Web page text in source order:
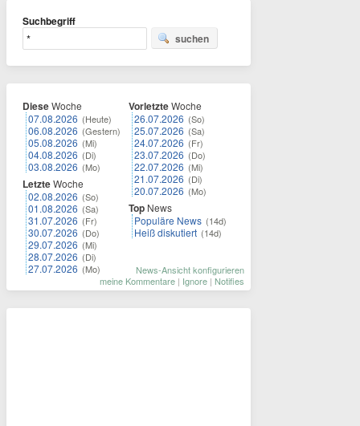
Suchbegriff
suchen
DieseWoche
07.08.2026 (Heute)
06.08.2026 (Gestern)
05.08.2026 (Mi)
04.08.2026 (Di)
03.08.2026 (Mo)
LetzteWoche
02.08.2026 (So)
01.08.2026 (Sa)
31.07.2026 (Fr)
30.07.2026 (Do)
29.07.2026 (Mi)
28.07.2026 (Di)
27.07.2026 (Mo)
VorletzteWoche
26.07.2026 (So)
25.07.2026 (Sa)
24.07.2026 (Fr)
23.07.2026 (Do)
22.07.2026 (Mi)
21.07.2026 (Di)
20.07.2026 (Mo)
Top News
Populäre News (14d)
Heiß diskutiert (14d)
News-Ansicht konfigurieren
meine Kommentare | Ignore | Notifies